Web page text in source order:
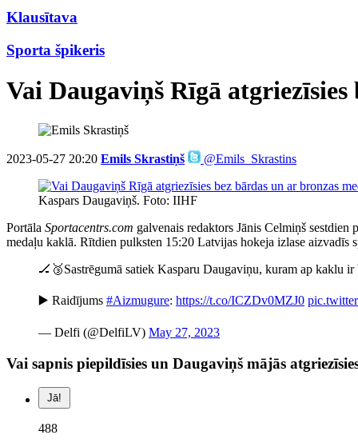
Klausītava
Sporta špikeris
Vai Daugaviņš Rīgā
2023-05-27 20:20 Emils Skrastiņš @Emils_Skrastins
Kaspars Daugaviņš. Foto: IIHF
Portāla Sportacentrs.com galvenais redaktors Jānis Celmiņš
medaļu kaklā. Rītdien pulksten 15:20 Latvijas hokeja izlase aizvadīs
🏒🥉Sastrēgumā satiek Kasparu Daugaviņu, kuram ap kaklu ir
▶️ Raidījums #Aizmugure: https://t.co/ICZDv0MZJ0
— Delfi (@DelfiLV) May 27, 2023
Vai sapnis piepildīsies un Daugaviņš mājās
Jā!
488